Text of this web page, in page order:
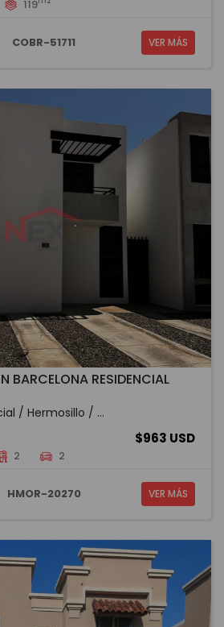
119
COBR-51711 VER MÁS
BARCELONA RESIDENCIAL
/ Hermosillo / ...
$963 USD
2 2
HMOR-20270 VER MÁS